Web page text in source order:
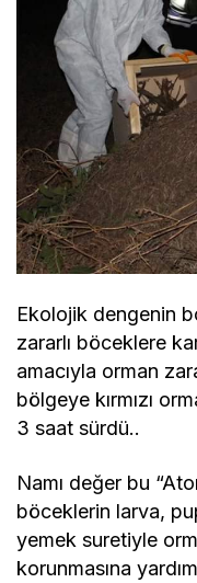
Ekolojik dengenin
zararlı böceklere
amacıyla orman
bölgeye kırmızı
3 saat sürdü..
Namı değer bu
böceklerin larva,
yemek suretiyle
korunmasına